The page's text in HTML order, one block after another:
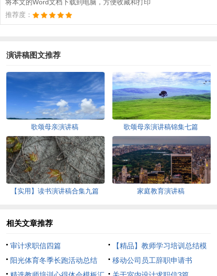
将本文的Word文档下载到电脑，方便收藏和打印
推荐度：
演讲稿图文推荐
歌颂母亲演讲稿 歌颂母亲演讲稿锦集七篇
【实用】读书演讲稿合集九篇 家庭教育演讲稿
相关文章推荐
审计求职信四篇
【精品】教师学习培训总结模
板8篇
阳光体育冬季长跑活动总结
移动公司员工辞职申请书